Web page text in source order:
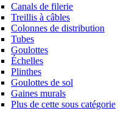
Canals de filerie
Treillis à câbles
Colonnes de distribution
Tubes
Goulottes
Échelles
Plinthes
Goulottes de sol
Gaines murals
Plus de cette sous catégorie